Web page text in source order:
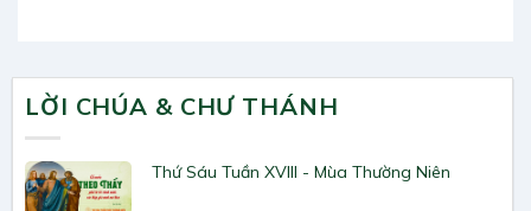
LỜI CHÚA & CHƯ THÁNH
Thứ Sáu Tuần XVIII - Mùa Thường Niên